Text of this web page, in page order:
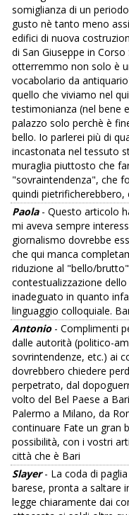
somiglianza di un
gusto nè tanto meno
edifici di nuova
di San Giuseppe in
otterremmo non solo è
vocabolario da
quello che viviamo nel
testimonianza (nel bene
palazzo solo perchè è
bello. Io parlerei più di
incastonata nel tessuto
muraglia piuttosto che
"sovraintendenza", che
quindi
Paola- Questo articolo
mi aveva sempre
giornalismo dovrebbe
che qui manca
riduzione al "bello/
contestualizzazione
inadeguato in quanto
linguaggio colloquiale.
Antonio- Complimenti
dalle autorità (politico-
sovrintendenze, etc.) ai
dovrebbero chiedere
perpetrato, dal
volto del Bel Paese a
Palermo a Milano, da
continuare Fate un gran
possibilità, con i vostri
città che è Bari
Slayer- La coda di
barese, pronta a saltare
legge chiaramente dai